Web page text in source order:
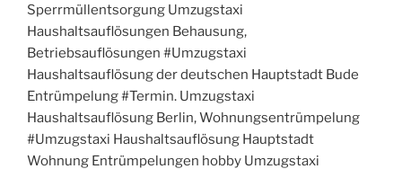
Sperrmüllentsorgung Umzugstaxi
Haushaltsauflösungen Behausung,
Betriebsauflösungen #Umzugstaxi
Haushaltsauflösung der deutschen Hauptstadt Bude
Entrümpelung #Termin. Umzugstaxi
Haushaltsauflösung Berlin, Wohnungsentrümpelung
#Umzugstaxi Haushaltsauflösung Hauptstadt
Wohnung Entrümpelungen hobby Umzugstaxi